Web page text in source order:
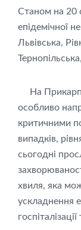
Станом на 20
епідемічної
Львівська,
На
особливо
критичними
випадків,
сьогодні
хвиля, яка
ускладнення